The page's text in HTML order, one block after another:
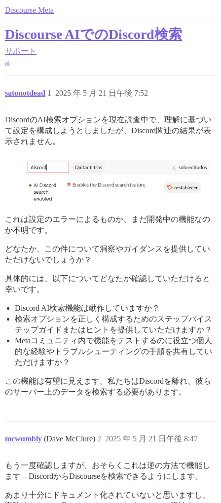
Discourse Meta
Discourse AIでのDiscord検索
サポート
ai
satonotdead 2025 年 5 月 21 日午後 7:52
1
DiscordのAI検索オプションを現在調査中で、理解に基づい
て設定を構成しようとしましたが、Discord関連の結果が表
示されません。
これは設定のエラーによるものか、まだ開発中の機能なの
か不明です。
どなたか、この件について洞察やガイダンスを提供してい
ただけないでしょうか？
具体的には、以下についてどなたか確認していただけると
幸いです。
Discord AI検索機能は動作していますか？
検索オプションを正しく構成するためのステップバイス
テップガイドまたはヒントを提供していただけますか？
Metaコミュニティ内で機能をテストするのに役立つ個人
的な経験やトラブルシューティングの手順を共有してい
ただけますか？
この機能は有望に見えます。私たちはDiscordを離れ、彼ら
のサーバー上のデータを検索する必要があります。
mcwumbly (Dave McClure) 2025 年 5 月 21 日午後 8:47
2
もう一度確認しますが、おそらくこれは逆の方法で機能し
ます – DiscordからDiscourseを検索できるようにします。
あまり十分にドキュメント化されていないと思いますし、